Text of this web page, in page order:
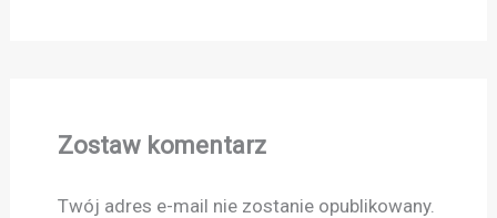
Zostaw komentarz
Twój adres e-mail nie zostanie opublikowany.